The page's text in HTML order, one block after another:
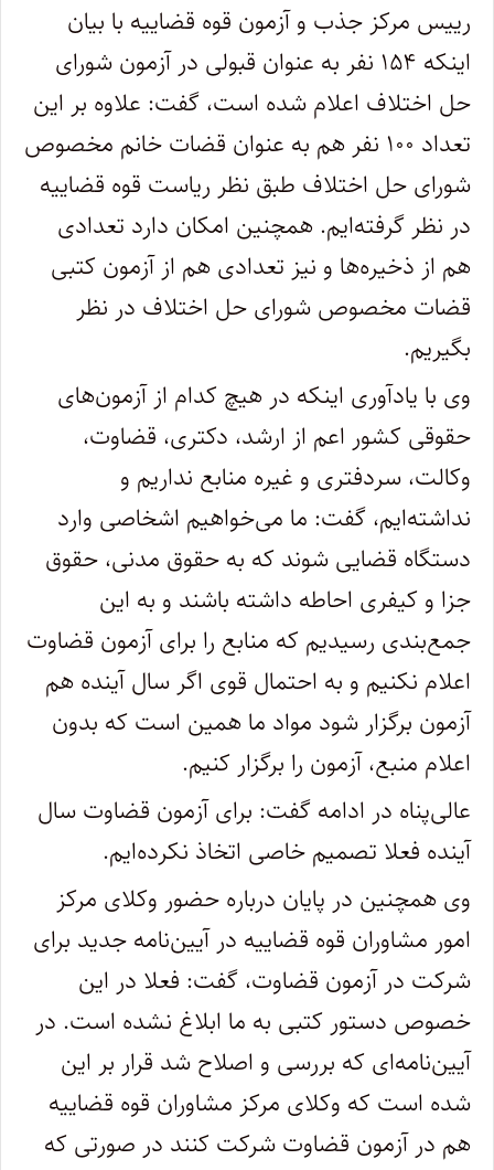
رییس مرکز جذب و آزمون قوه قضاییه با بیان
اینکه ۱۵۴ نفر به عنوان قبولی در آزمون شورای
حل اختلاف اعلام شده است، گفت: علاوه بر این
تعداد ۱۰۰ نفر هم به عنوان قضات خانم مخصوص
شورای حل اختلاف طبق نظر ریاست قوه قضاییه
در نظر گرفته‌ایم. همچنین امکان دارد تعدادی
هم از ذخیره‌ها و نیز تعدادی هم از آزمون کتبی
قضات مخصوص شورای حل اختلاف در نظر
بگیریم.
وی با یادآوری اینکه در هیچ کدام از آزمون‌های
حقوقی کشور اعم از ارشد، دکتری، قضاوت،
وکالت، سردفتری و غیره منابع نداریم و
نداشته‌ایم، گفت: ما می‌خواهیم اشخاصی وارد
دستگاه قضایی شوند که به حقوق مدنی، حقوق
جزا و کیفری احاطه داشته باشند و به این
جمع‌بندی رسیدیم که منابع را برای آزمون قضاوت
اعلام نکنیم و به احتمال قوی اگر سال آینده هم
آزمون برگزار شود مواد ما همین است که بدون
اعلام منبع، آزمون را برگزار کنیم.
عالی‌پناه در ادامه گفت: برای آزمون قضاوت سال
آینده فعلا تصمیم خاصی اتخاذ نکرده‌ایم.
وی همچنین در پایان درباره حضور وکلای مرکز
امور مشاوران قوه قضاییه در آیین‌نامه جدید برای
شرکت در آزمون قضاوت، گفت: فعلا در این
خصوص دستور کتبی به ما ابلاغ نشده است. در
آیین‌نامه‌ای که بررسی و اصلاح شد قرار بر این
شده است که وکلای مرکز مشاوران قوه قضاییه
هم در آزمون قضاوت شرکت کنند در صورتی که